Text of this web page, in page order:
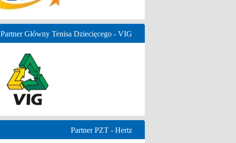
Partner Główny Tenisa Dziecięcego - VIG
Partner PZT - Hertz